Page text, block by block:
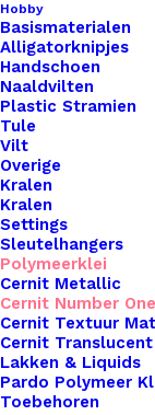
Hobby
Basismaterialen
Alligatorknipjes
Handschoen
Naaldvilten
Plastic Stramien
Tule
Vilt
Overige
Kralen
Kralen
Settings
Sleutelhangers
Polymeerklei
Cernit Metallic
Cernit Number One
Cernit Textuur
Cernit Translucent
Lakken & Liquids
Pardo Polymeer
Toebehoren
Nog